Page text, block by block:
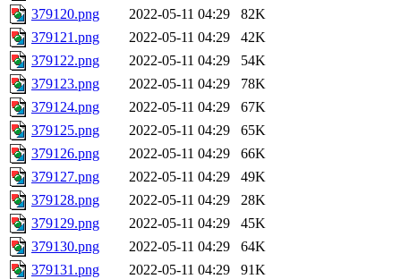
379120.png
2022-05-11 04:29
82K
379121.png
2022-05-11 04:29
42K
379122.png
2022-05-11 04:29
54K
379123.png
2022-05-11 04:29
78K
379124.png
2022-05-11 04:29
67K
379125.png
2022-05-11 04:29
65K
379126.png
2022-05-11 04:29
66K
379127.png
2022-05-11 04:29
49K
379128.png
2022-05-11 04:29
28K
379129.png
2022-05-11 04:29
45K
379130.png
2022-05-11 04:29
64K
379131.png
2022-05-11 04:29
91K